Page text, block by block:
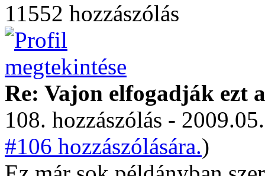
11552 hozzászólás
Re: Vajon elfogadják ezt
108. hozzászólás -
#106 hozzászólására.)